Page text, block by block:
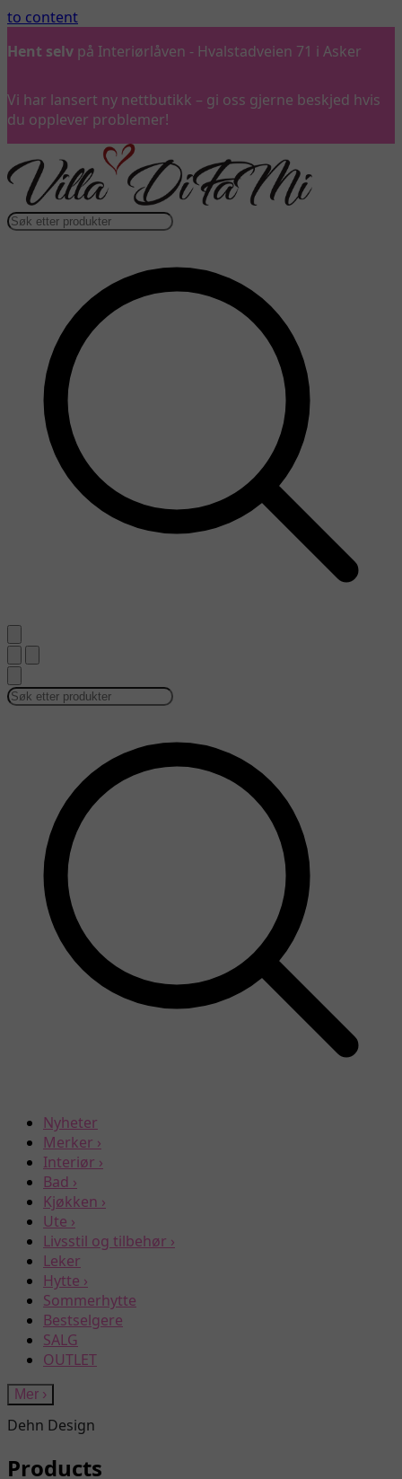
to content
Hent selv på Interiørlåven - Hvalstadveien 71 i Asker
Vi har lansert ny nettbutikk – gi oss gjerne beskjed hvis
du opplever problemer!
Nyheter
Merker ›
Interiør ›
Bad ›
Kjøkken ›
Ute ›
Livsstil og tilbehør ›
Leker
Hytte ›
Sommerhytte
Bestselgere
SALG
OUTLET
Mer ›
Dehn Design
Products